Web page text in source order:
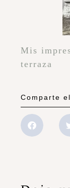
Mis
terraza
Comparte